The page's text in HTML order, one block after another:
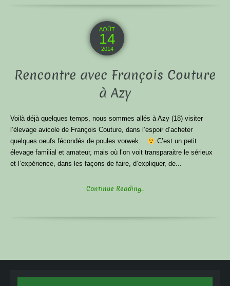
AOÛT
14
2014
Rencontre avec François Couture
à Azy
Voilà déjà quelques temps, nous sommes allés à Azy (18) visiter
l’élevage avicole de François Couture, dans l’espoir d’acheter
quelques oeufs fécondés de poules vorwek…
C’est un petit
élevage familial et amateur, mais où l’on voit transparaitre le sérieux
et l’expérience, dans les façons de faire, d’expliquer, de...
Continue Reading...